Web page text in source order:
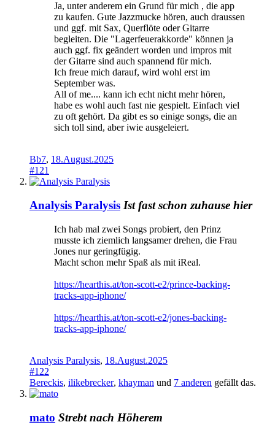
Ja, unter anderem ein Grund für mich , die app
zu kaufen. Gute Jazzmucke hören, auch draussen
und ggf. mit Sax, Querflöte oder Gitarre
begleiten. Die "Lagerfeuerakkorde" können ja
auch ggf. fix geändert worden und impros mit
der Gitarre sind auch spannend für mich.
Ich freue mich darauf, wird wohl erst im
September was.
All of me.... kann ich echt nicht mehr hören,
habe es wohl auch fast nie gespielt. Einfach viel
zu oft gehört. Da gibt es so einige songs, die an
sich toll sind, aber iwie ausgeleiert.
Bb7, 18.August.2025
#121
Analysis Paralysis Ist fast schon zuhause hier
Ich hab mal zwei Songs probiert, den Prinz
musste ich ziemlich langsamer drehen, die Frau
Jones nur geringfügig.
Macht schon mehr Spaß als mit iReal.
https://hearthis.at/ton-scott-e2/prince-backing-
tracks-app-iphone/
https://hearthis.at/ton-scott-e2/jones-backing-
tracks-app-iphone/
Analysis Paralysis, 18.August.2025
#122
Bereckis, ilikebrecker, khayman und 7 anderen gefällt das.
mato Strebt nach Höherem